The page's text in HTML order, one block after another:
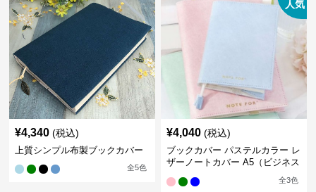
¥4,340 (税込)
上質シンプル布製ブックカバー
全5色
人気
¥4,040 (税込)
ブックカバー パステルカラー レ
ザーノートカバー A5（ビジネス
全3色